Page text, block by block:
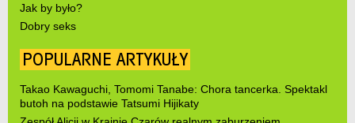
Jak by było?
Dobry seks
POPULARNE ARTYKUŁY
Takao Kawaguchi, Tomomi Tanabe: Chora tancerka. Spektakl
butoh na podstawie Tatsumi Hijikaty